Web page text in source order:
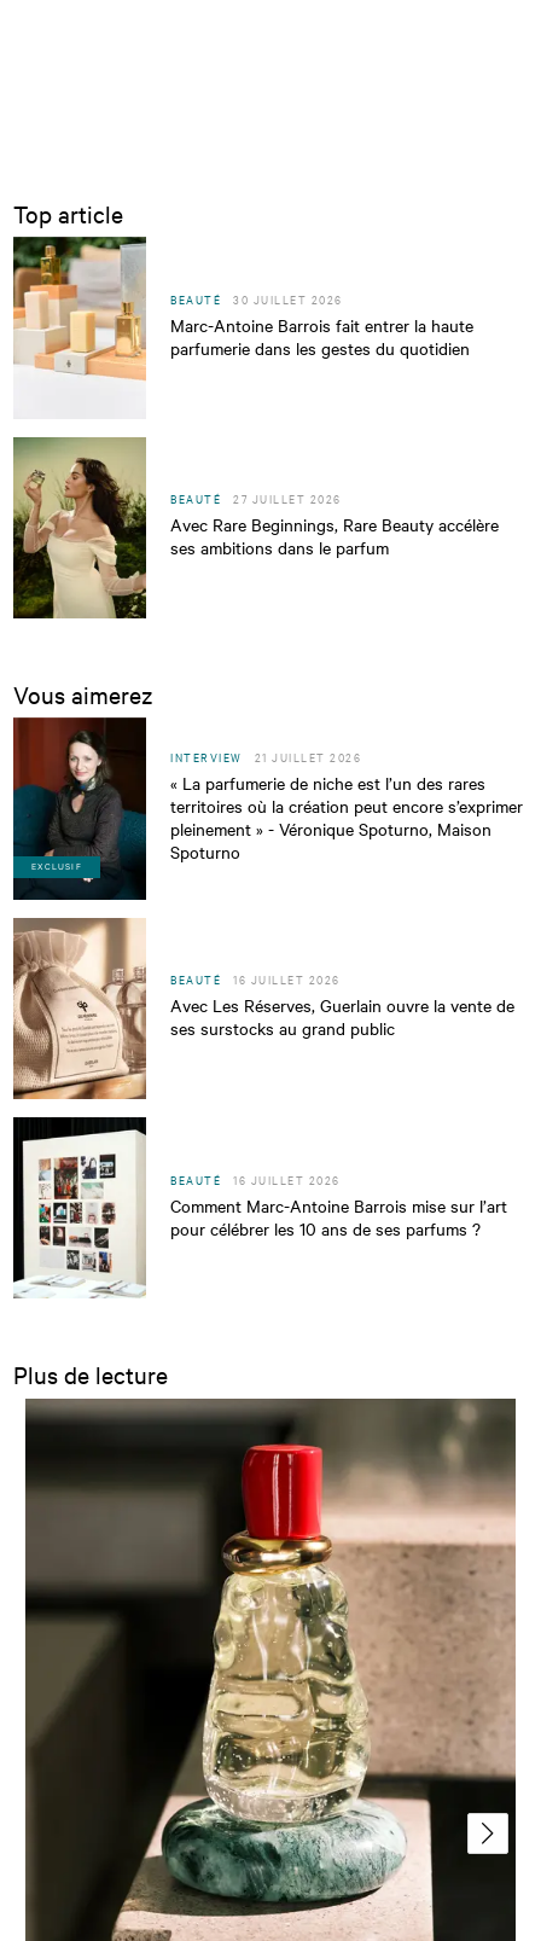
Top article
BEAUTÉ 30 JUILLET 2026
Marc-Antoine Barrois fait entrer la haute
parfumerie dans les gestes du quotidien
BEAUTÉ 27 JUILLET 2026
Avec Rare Beginnings, Rare Beauty accélère
ses ambitions dans le parfum
Vous aimerez
EXCLUSIF
INTERVIEW 21 JUILLET 2026
« La parfumerie de niche est l’un des rares
territoires où la création peut encore s’exprimer
pleinement » - Véronique Spoturno, Maison
Spoturno
BEAUTÉ 16 JUILLET 2026
Avec Les Réserves, Guerlain ouvre la vente de
ses surstocks au grand public
BEAUTÉ 16 JUILLET 2026
Comment Marc-Antoine Barrois mise sur l’art
pour célébrer les 10 ans de ses parfums ?
Plus de lecture